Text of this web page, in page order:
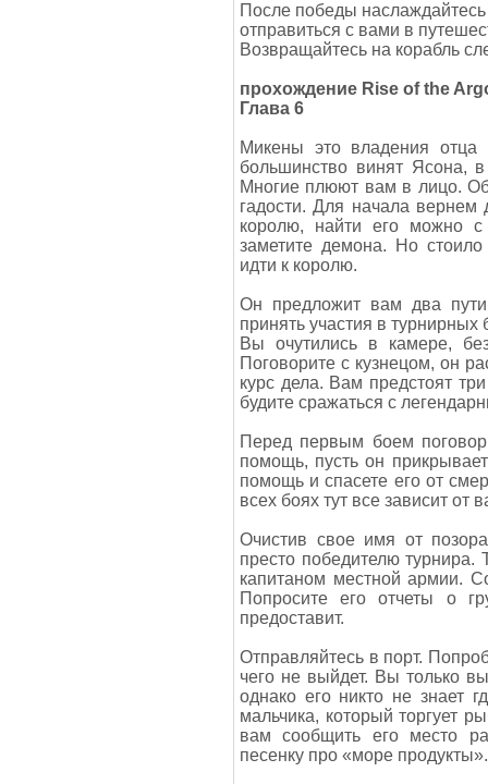
После победы
отправиться с вами в
Возвращайтесь на корабль
прохождение Rise of the
Глава 6
Микены это владения отца
большинство винят Ясона,
Многие плюют вам в лицо.
гадости. Для начала
королю, найти его можно
заметите демона. Но
идти к королю.
Он предложит вам два
принять участия в
Вы очутились в камере,
Поговорите с кузнецом, он
курс дела. Вам предстоят
будите сражаться с
Перед первым боем
помощь, пусть он
помощь и спасете его от
всех боях тут все зависит от
Очистив свое имя от
престо победителю турнира.
капитаном местной армии.
Попросите его отчеты о
предоставит.
Отправляйтесь в порт.
чего не выйдет. Вы только
однако его никто не знает
мальчика, который торгует
вам сообщить его место
песенку про «море продукты».